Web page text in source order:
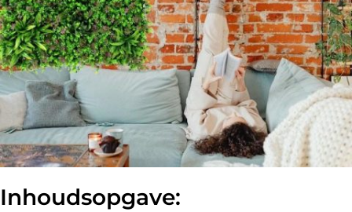
Inhoudsopgave: